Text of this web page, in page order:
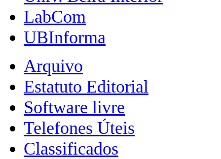
LabCom
UBInforma
Arquivo
Estatuto Editorial
Software livre
Telefones Úteis
Classificados